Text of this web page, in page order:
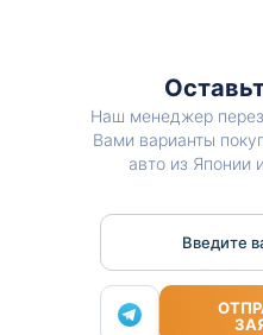
Наш менеджер
Вами варианты
авто из Японии
Введите